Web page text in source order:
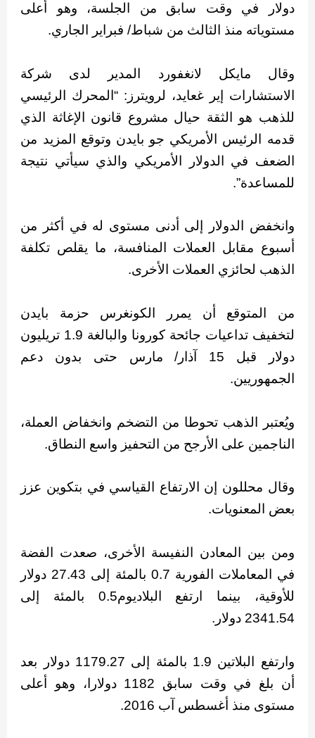
دولار في وقت سابق من الجلسة، وهو أعلى
مستوياته منذ الثالث من شباط/ فبراير الجاري.
وقال مايكل لانغفورد المدير لدى شركة
الاستشارات إير غعايد، لرويترز: “المحرك الرئيسي
للذهب هو الثقة حيال مشروع قانون الإغاثة الذي
قدمه الرئيس الأمريكي جو بايدن وتوقع المزيد من
الضعف في الدولار الأمريكي والذي سيأتي نتيجة
للمساعدة”.
وانخفض الدولار إلى أدنى مستوى له في أكثر من
أسبوع مقابل العملات المنافسة، ما يقلص تكلفة
الذهب لحائزي العملات الأخرى.
من المتوقع أن يمرر الكونغرس حزمة بايدن
لتخفيف تداعيات جائحة كورونا والبالغة 1.9 تريليون
دولار قبل 15 آذار/ مارس حتى بدون دعم
الجمهوريين.
ويُعتبر الذهب تحوطا من التضخم وانخفاض العملة،
الناجمين على الأرجح من التحفيز واسع النطاق.
وقال محللون إن الارتفاع القياسي في بتكوين عزز
بعض المعنويات.
ومن بين المعادن النفيسة الأخرى، صعدت الفضة
في المعاملات الفورية 0.7 بالمئة إلى 27.43 دولار
للأوقية، بينما ارتفع البلاديوم0.5 بالمئة إلى
2341.54 دولار.
وارتفع البلاتين 1.9 بالمئة إلى 1179.27 دولار بعد
أن بلغ في وقت سابق 1182 دولارا، وهو أعلى
مستوى منذ أغسطس آب 2016.